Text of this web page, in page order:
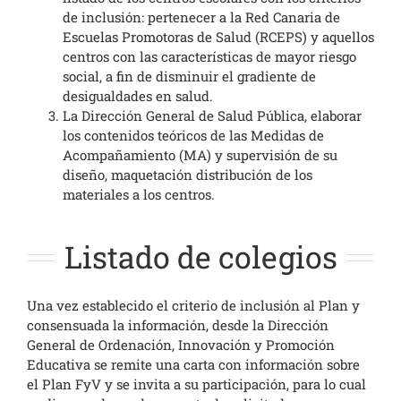
de inclusión: pertenecer a la Red Canaria de
Escuelas Promotoras de Salud (RCEPS) y aquellos
centros con las características de mayor riesgo
social, a fin de disminuir el gradiente de
desigualdades en salud.
La Dirección General de Salud Pública, elaborar
los contenidos teóricos de las Medidas de
Acompañamiento (MA) y supervisión de su
diseño, maquetación distribución de los
materiales a los centros.
Listado de colegios
Una vez establecido el criterio de inclusión al Plan y
consensuada la información, desde la Dirección
General de Ordenación, Innovación y Promoción
Educativa se remite una carta con información sobre
el Plan FyV y se invita a su participación, para lo cual